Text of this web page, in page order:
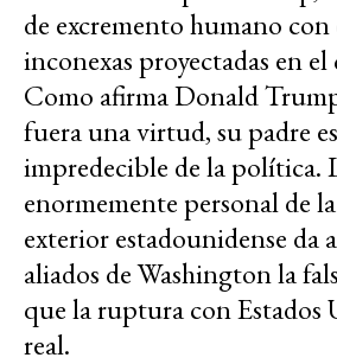
de excremento humano con
inconexas proyectadas en
Como afirma Donald
fuera una virtud, su padre
impredecible de la política.
enormemente personal de
exterior estadounidense da
aliados de Washington la
que la ruptura con Estados
real.